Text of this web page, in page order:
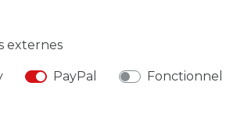
externes
PayPal Fonctionnel